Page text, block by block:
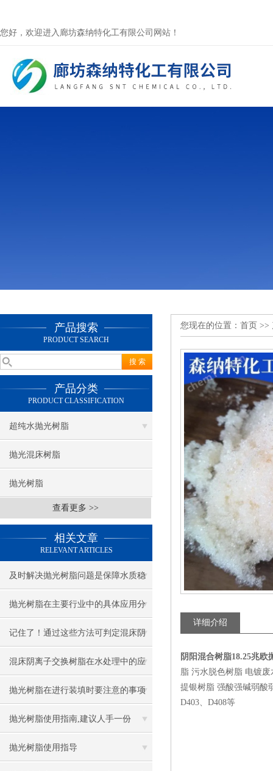
您好，欢迎进入廊坊森纳特化工有限公司网站！
产品搜索
PRODUCT SEARCH
产品分类
PRODUCT CLASSIFICATION
超纯水抛光树脂
抛光混床树脂
抛光树脂
查看更多 >>
相关文章
RELEVANT ARTICLES
及时解决抛光树脂问题是保障水质稳
的关键
抛光树脂在主要行业中的具体应用分
享
记住了！通过这些方法可判定混床阴
离子交换树脂是否需要更换
混床阴离子交换树脂在水处理中的应
用广泛
抛光树脂在进行装填时要注意的事项
抛光树脂使用指南,建议人手一份
抛光树脂使用指导
您现在的位置： 首页 >>
详细介绍
阴阳混合树脂18.25兆欧
脂 污水脱色树脂 电镀
提银树脂 强酸强碱弱酸
D403、D408等